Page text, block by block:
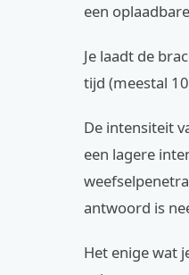
een
Je laadt de
tijd (meestal
De intensiteit
een lagere
antwoord is
Het enige wat